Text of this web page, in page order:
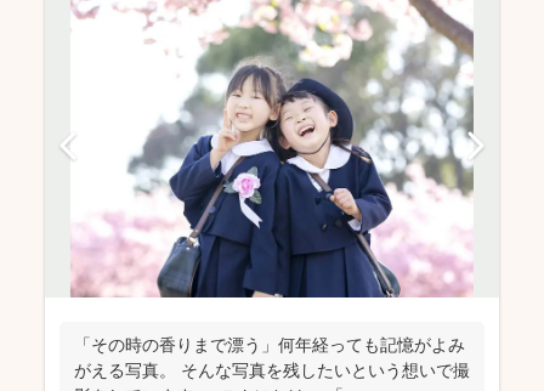
「その時の香りまで漂う」何年経っても記憶がよみ
がえる写真。 そんな写真を残したいという想いで撮